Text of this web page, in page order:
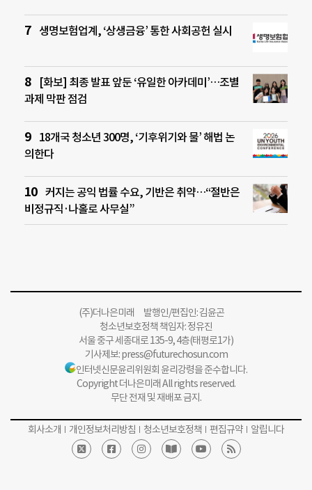
생명보험업계, ‘상생금융’ 통한 사회공헌 실시
[화보] 최종 발표 앞둔 ‘유일한 아카데미’…조별
과제 막판 점검
18개국 청소년 300명, ‘기후위기와 물’ 해법 논
의한다
커지는 공익 법률 수요, 기반은 취약…“절반은
비정규직·나홀로 사무실”
(주)더나은미래 발행인/편집인: 김윤곤
청소년보호정책 책임자: 정유진
서울 중구 세종대로 135-9, 4층(태평로1가)
기사제보:press@futurechosun.com
인터넷신문윤리위원회 윤리강령을 준수합니다.
Copyright 더나은미래 All rights reserved.
무단 전재 및 재배포 금지.
회사소개 개인정보처리방침 청소년보호정책 편집규약 알립니다